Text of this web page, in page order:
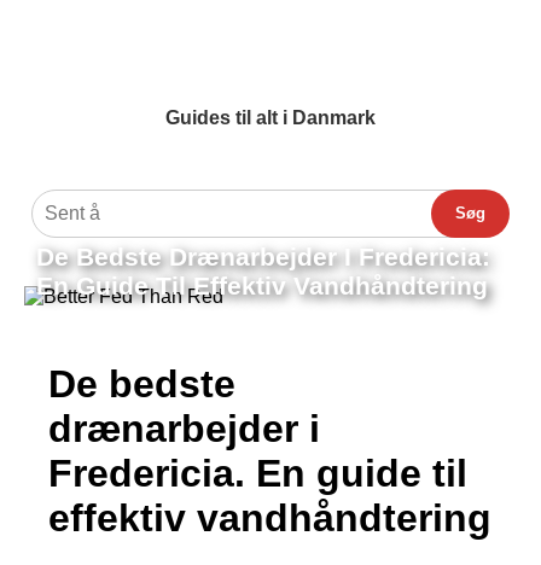
Guides til alt i Danmark
Søg
De Bedste Drænarbejder I Fredericia:
En Guide Til Effektiv Vandhåndtering
De bedste
drænarbejder i
Fredericia. En guide til
effektiv vandhåndtering